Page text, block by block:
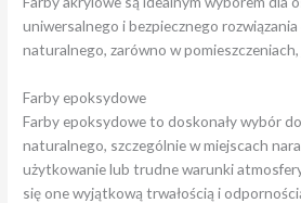
uniwersalnego i bezpiecznego
naturalnego, zarówno w
Farby epoksydowe
Farby epoksydowe to doskonały wybór
naturalnego, szczególnie w miejscach
użytkowanie lub trudne warunki
się one wyjątkową trwałością i